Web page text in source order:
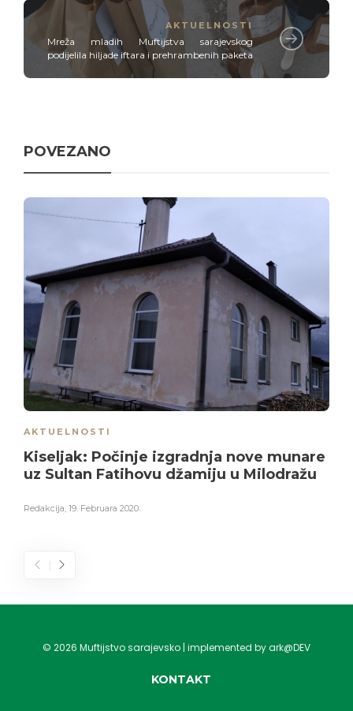
AKTUELNOSTI
Mreža mladih Muftijstva sarajevskog
podijelila hiljade iftara i prehrambenih paketa
POVEZANO
AKTUELNOSTI
Kiseljak: Počinje izgradnja nove munare
uz Sultan Fatihovu džamiju u Milodražu
Redakcija, 19. Februara 2020.
© 2026 Muftijstvo sarajevsko | implemented by ark@DEV
KONTAKT